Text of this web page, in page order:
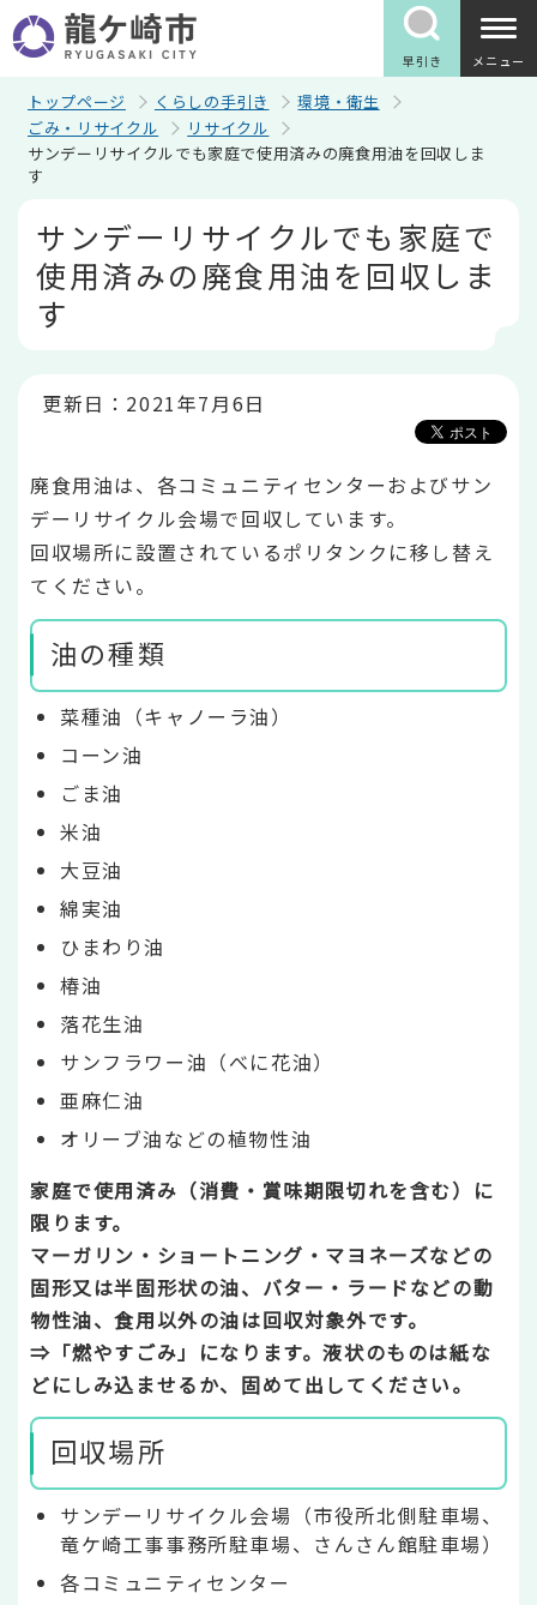
の
ペ
早引き メニュー
トップページ くらしの手引き
環境・衛生
ごみ・リサイクル
リサイクル
サンデーリサイクルでも家庭で使用済みの廃食用油を回収しま
す
サンデーリサイクルでも家庭で
使用済みの廃食用油を回収しま
す
更新日：2021年7月6日
廃食用油は、各コミュニティセンターおよびサン
デーリサイクル会場で回収しています。
回収場所に設置されているポリタンクに移し替え
てください。
油の種類
菜種油（キャノーラ油）
コーン油
ごま油
米油
大豆油
綿実油
ひまわり油
椿油
落花生油
サンフラワー油（べに花油）
亜麻仁油
オリーブ油などの植物性油
家庭で使用済み（消費・賞味期限切れを含む）に
限ります。
マーガリン・ショートニング・マヨネーズなどの
固形又は半固形状の油、バター・ラードなどの動
物性油、食用以外の油は回収対象外です。
⇒「燃やすごみ」になります。液状のものは紙な
どにしみ込ませるか、固めて出してください。
回収場所
サンデーリサイクル会場（市役所北側駐車場、
竜ケ崎工事事務所駐車場、さんさん館駐車場）
各コミュニティセンター